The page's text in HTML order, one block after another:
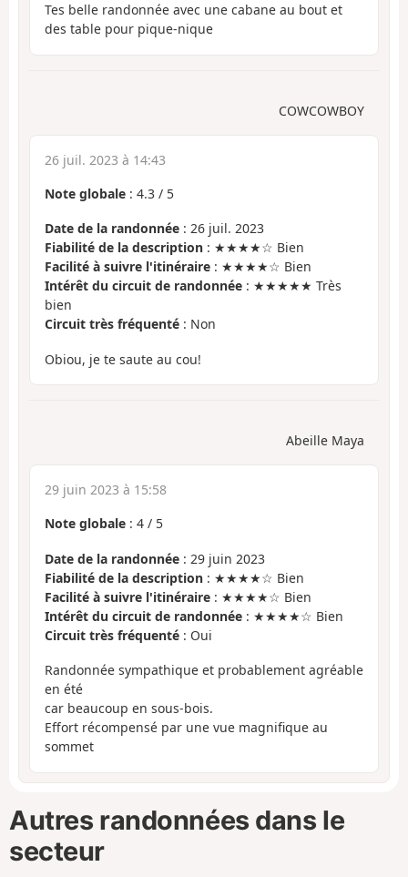
Tes belle randonnée avec une cabane au bout et
des table pour pique-nique
COWCOWBOY
26 juil. 2023 à 14:43
Note globale : 4.3 / 5
Date de la randonnée : 26 juil. 2023
Fiabilité de la description : ★★★★☆ Bien
Facilité à suivre l'itinéraire : ★★★★☆ Bien
Intérêt du circuit de randonnée : ★★★★★ Très
bien
Circuit très fréquenté : Non
Obiou, je te saute au cou!
Abeille Maya
29 juin 2023 à 15:58
Note globale : 4 / 5
Date de la randonnée : 29 juin 2023
Fiabilité de la description : ★★★★☆ Bien
Facilité à suivre l'itinéraire : ★★★★☆ Bien
Intérêt du circuit de randonnée : ★★★★☆ Bien
Circuit très fréquenté : Oui
Randonnée sympathique et probablement agréable
en été
car beaucoup en sous-bois.
Effort récompensé par une vue magnifique au
sommet
Autres randonnées dans le
secteur